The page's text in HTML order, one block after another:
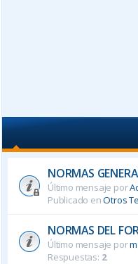
NORMAS
Último mensaje por
Publicado enOtros
NORMAS DEL
Último mensaje por
Respuestas: 2